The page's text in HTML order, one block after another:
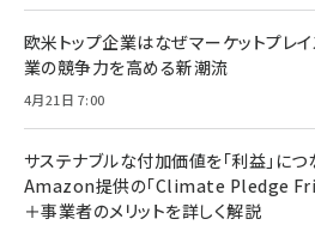
欧米トップ企業はなぜマーケットプレ
業の競争力を高める新潮流
4月21日 7:00
サステナブルな付加価値を「利益」に
Amazon提供の「Climate Pledge
＋事業者のメリットを詳しく解説